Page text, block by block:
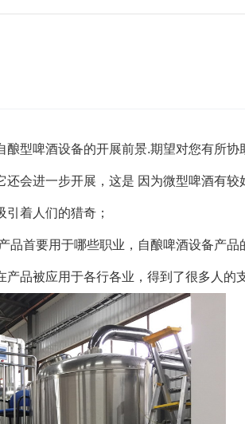
酿型啤酒设备的开展前景.期望对您有所协
会进一步开展，这是 因为微型啤酒有较
着人们的猎奇；
品首要用于哪些职业，自酿啤酒设备产品
品被应用于各行各业，得到了很多人的支